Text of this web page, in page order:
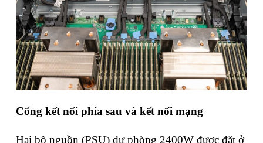
Cổng kết nối phía sau và kết nối mạng
Hai bộ nguồn (PSU) dự phòng 2400W được đặt ở